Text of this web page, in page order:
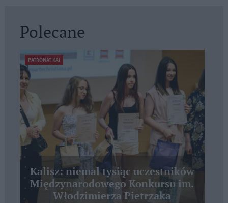
Polecane
PATRONAT KAI
Kalisz: niemal tysiąc uczestników
Międzynarodowego Konkursu im.
Włodzimierza Pietrzaka